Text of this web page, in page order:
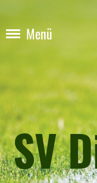
Menü
SV